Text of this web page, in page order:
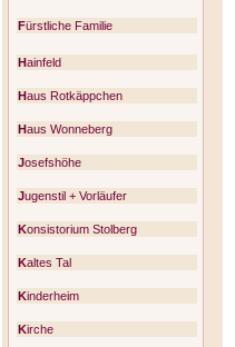
Fürstliche Familie
Hainfeld
Haus Rotkäppchen
Haus Wonneberg
Josefshöhe
Jugenstil + Vorläufer
Konsistorium Stolberg
Kaltes Tal
Kinderheim
Kirche